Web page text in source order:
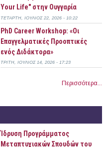
Your Life" στην Ουγγαρία
ΤΕΤΆΡΤΗ, ΙΟΎΛΙΟΣ 22, 2026 - 10:22
PhD Career Workshop: «Οι
Επαγγελματικές Προοπτικές
ενός Διδάκτορα»
ΤΡΊΤΗ, ΙΟΎΛΙΟΣ 14, 2026 - 17:23
Περισσότερα...
Ίδρυση Προγράμματος
Μεταπτυχιακών Σπουδών του